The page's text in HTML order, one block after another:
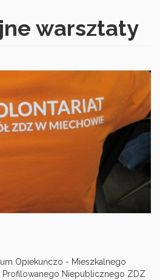
warsztaty
Opiekuńczo - Mieszkalnego
Niepublicznego ZDZ